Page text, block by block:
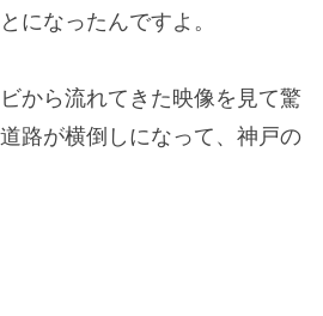
になったんですよ。
から流れてきた映像を見て驚
路が横倒しになって、神戸の